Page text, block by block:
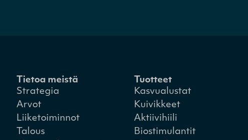
Tietoa meistä
Strategia
Arvot
Liiketoiminnot
Talous
Tuotteet
Kasvualustat
Kuivikkeet
Aktiivihiili
Biostimulantit